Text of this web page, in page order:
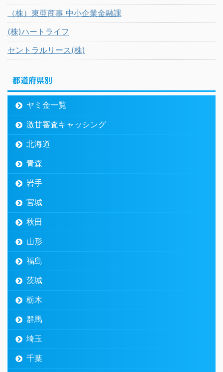
（株）東亜商事 中小企業金融課
(株)ハートライフ
セントラルリース(株)
都道府県別
ヤミ金一覧
激甘審査キャッシング
北海道
青森
岩手
宮城
秋田
山形
福島
茨城
栃木
群馬
埼玉
千葉